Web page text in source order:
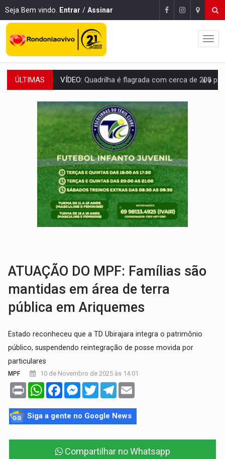
Seja Bem vindo. Entrar / Assinar
ÚLTIMAS BAIRRO TEIXEIRÃO:MPF cobra regularização fundiária da
SUCESSO NA ABERTURA:2ª Feira Rondônia Empreendedora segue no Espaço
REESTRUTURAÇÃO:Secretário da Seinfra de Porto Velho pede
SAÚDE INDÍGENA:Pirahã terão consultas e exames especializados durante
ECONOMIA:Dia dos pais deve movimentar R$ 8,5 bilhões e RO
DIA DOS PAIS:Bailarina da Praça organiza celebração gratuita
VÍDEO:Perseguição a embarcação no rio Madeira termina com
MEGA SENA:Prêmio acumula para R$ 165
ATUAÇÃO DO MPF: Famílias são
mantidas em área de terra
pública em Ariquemes
Estado reconheceu que a TD Ubirajara integra o patrimônio
público, suspendendo reintegração de posse movida por
particulares
MPF 10 de Novembro de 2025 às 14:01
Print WhatsAppFacebookMessenger
TwitterTelegram
Siga a gente no Google News
Compartilhar no Whatsapp